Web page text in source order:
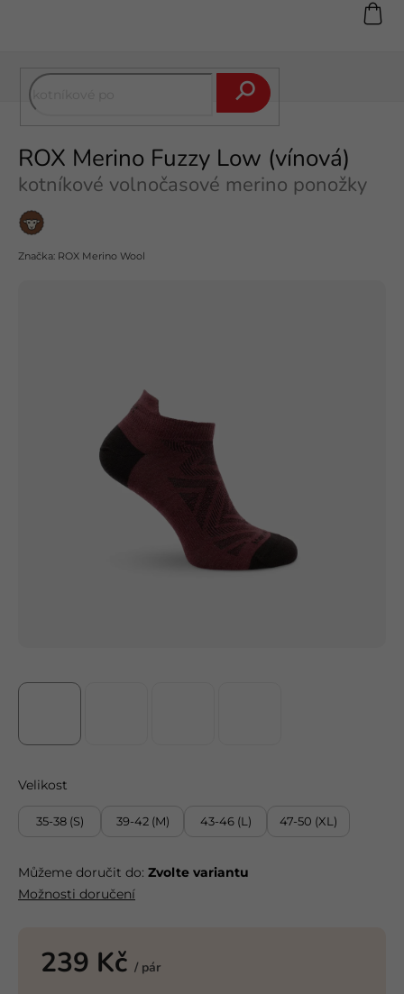
ROX Merino Fuzzy Low (vínová)
kotníkové volnočasové merino ponožky
Merino
vlna
Značka: ROX Merino Wool
239 Kč / pár
Velikost
35-38 (S) 39-42 (M) 43-46 (L) 47-50 (XL)
Můžeme doručit do: Zvolte variantu
Možnosti doručení